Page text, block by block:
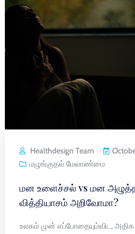
Healthdesign Team
மழுங்குதல் மேலாண்மை
மன உளைச்சல் vs மன
வித்தியாசம் அறிவோமா?
உலகம் முன் எப்போதையும்விட,